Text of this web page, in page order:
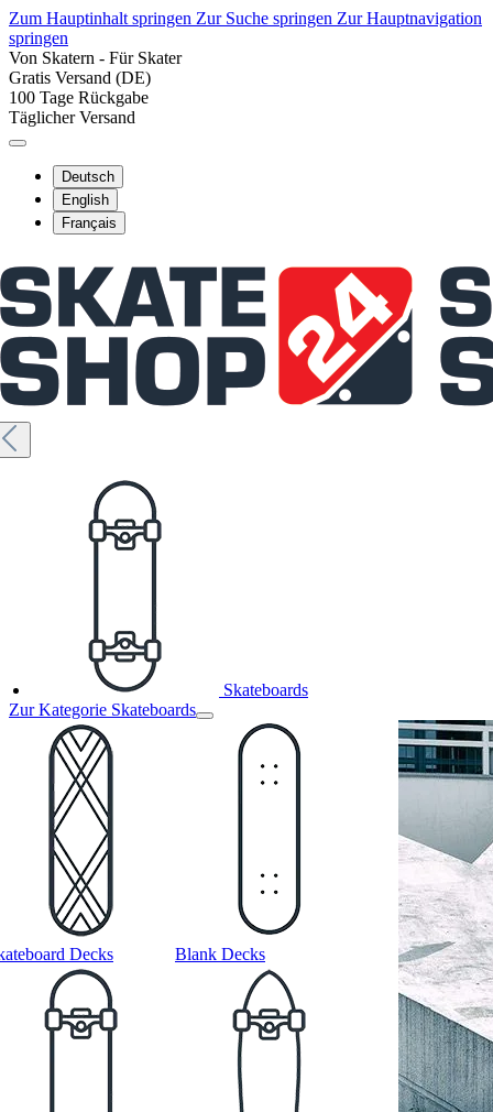
Zum Hauptinhalt springen Zur Suche springen Zur Hauptnavigation
springen
Von Skatern - Für Skater
Gratis Versand (DE)
100 Tage Rückgabe
Täglicher Versand
Deutsch
English
Français
Skateboards
Zur Kategorie Skateboards
Decks Blank Decks